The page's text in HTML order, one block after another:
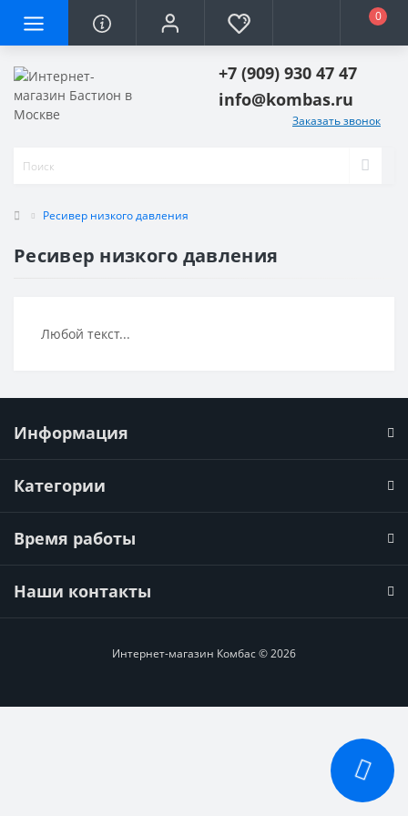
0
+7 (909) 930 47 47
info@kombas.ru
Заказать звонок
Ресивер низкого давления
Ресивер низкого давления
Любой текст...
Информация
Категории
Время работы
Наши контакты
Интернет-магазин Комбас © 2026